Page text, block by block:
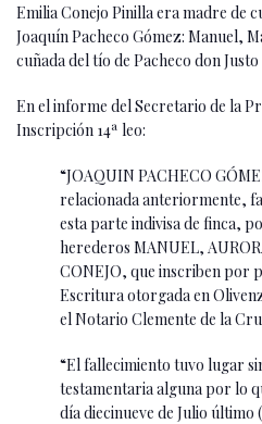
Emilia Conejo Pinilla era madre de
Joaquín Pacheco Gómez: Manuel,
cuñada del tío de Pacheco don
En el informe del Secretario de la
Inscripción 14ª leo:
“JOAQUIN PACHECO
relacionada anteriormente,
esta parte indivisa de finca,
herederos MANUEL,
CONEJO, que inscriben por
Escritura otorgada en
el Notario Clemente de la
“El fallecimiento tuvo lugar
testamentaria alguna por lo
día diecinueve de Julio último